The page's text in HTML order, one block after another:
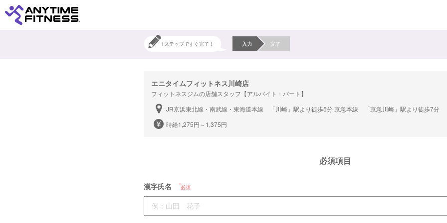
1ステップですぐ完了！ 入力 完了
エニタイムフィットネス川崎店
フィットネスジムの店舗スタッフ【アルバイト・パート】
JR京浜東北線・南武線・東海道本線 「川崎」駅より徒歩5分 京急本線 「京急川崎」駅より徒歩7分
時給1,275円～1,375円
必須項目
漢字氏名 必須